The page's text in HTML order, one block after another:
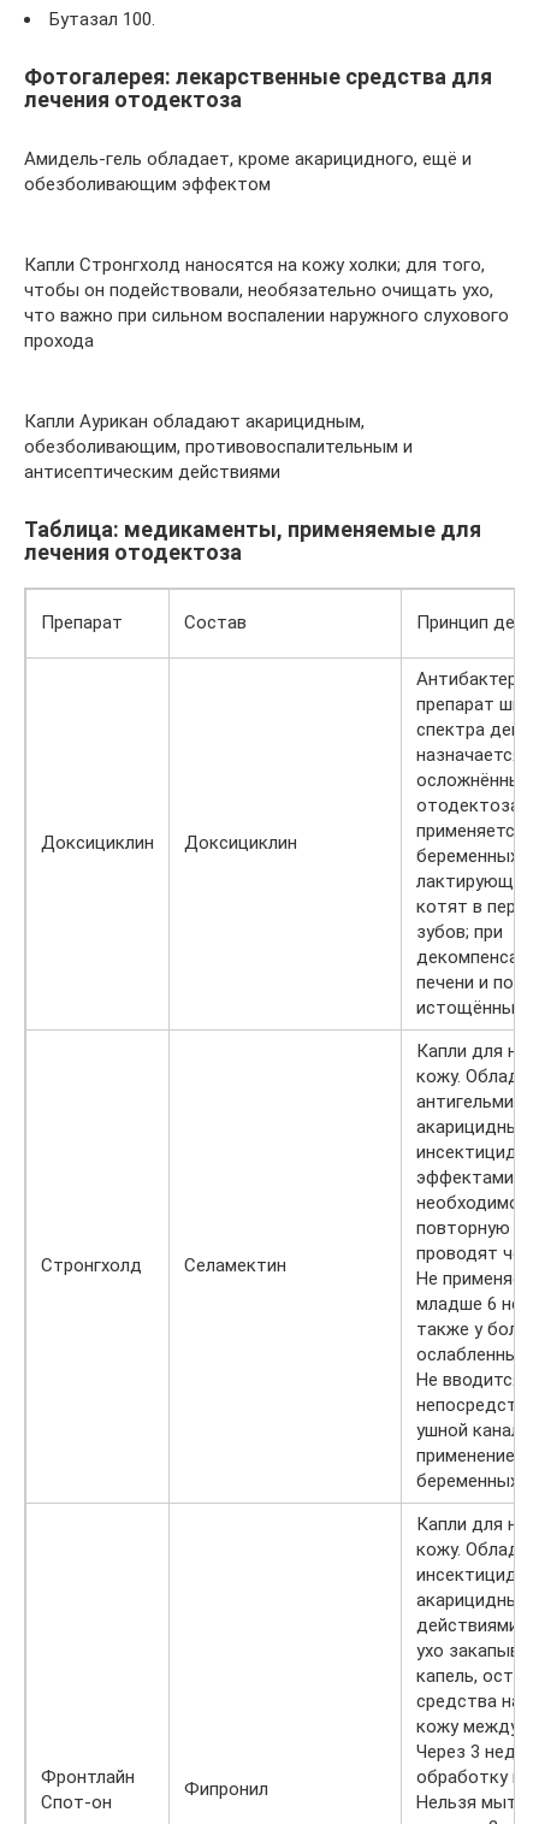
Бутазал 100.
Фотогалерея: лекарственные средства для
лечения отодектоза
Амидель-гель обладает, кроме акарицидного, ещё и
обезболивающим эффектом
Капли Стронгхолд наносятся на кожу холки; для того,
чтобы он подействовали, необязательно очищать ухо,
что важно при сильном воспалении наружного слухового
прохода
Капли Аурикан обладают акарицидным,
обезболивающим, противовоспалительным и
антисептическим действиями
Таблица: медикаменты, применяемые для
лечения отодектоза
Препарат Состав Принцип
Доксициклин Доксициклин
препарат
спектра
назначается
осложнённых
отодектоза.
применяется у
беременных и
лактирующих
котят в
зубов; при
печени и
истощённых
Стронгхолд Селамектин
Капли для
кожу.
акарицидным,
эффектами.
повторную
проводят
Не
младше 6
также у
ослабленных
Не вводится
ушной канал.
применение у
беременных
Фронтлайн
Спот-он
Фипронил
Капли для
кожу.
акарицидным
действиями.
ухо
капель,
средства
кожу между
Через 3
обработку
Нельзя мыть